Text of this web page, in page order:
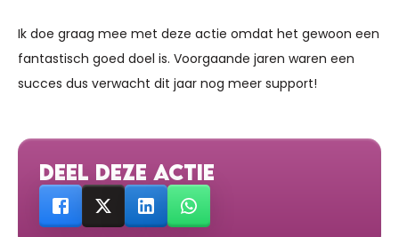
Ik doe graag mee met deze actie omdat het gewoon een
fantastisch goed doel is. Voorgaande jaren waren een
succes dus verwacht dit jaar nog meer support!
DEEL DEZE ACTIE